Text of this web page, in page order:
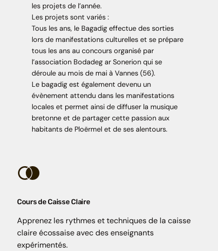
les projets de l’année.
Les projets sont variés :
Tous les ans, le Bagadig effectue des sorties
lors de manifestations culturelles et se prépare
tous les ans au concours organisé par
l’association Bodadeg ar Sonerion qui se
déroule au mois de mai à Vannes (56).
Le bagadig est également devenu un
évènement attendu dans les manifestations
locales et permet ainsi de diffuser la musique
bretonne et de partager cette passion aux
habitants de Ploërmel et de ses alentours.
Cours de Caisse Claire
Apprenez les rythmes et techniques de la caisse
claire écossaise avec des enseignants
expérimentés.